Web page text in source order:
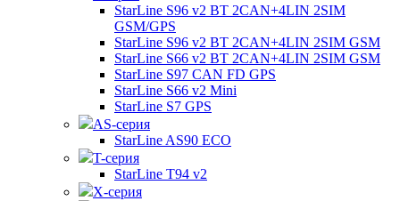
StarLine S96 v2 BT 2CAN+4LIN 2SIM
GSM/GPS
StarLine S96 v2 BT 2CAN+4LIN 2SIM GSM
StarLine S66 v2 BT 2CAN+4LIN 2SIM GSM
StarLine S97 CAN FD GPS
StarLine S66 v2 Mini
StarLine S7 GPS
AS-серия
StarLine AS90 ECO
T-серия
StarLine T94 v2
X-серия